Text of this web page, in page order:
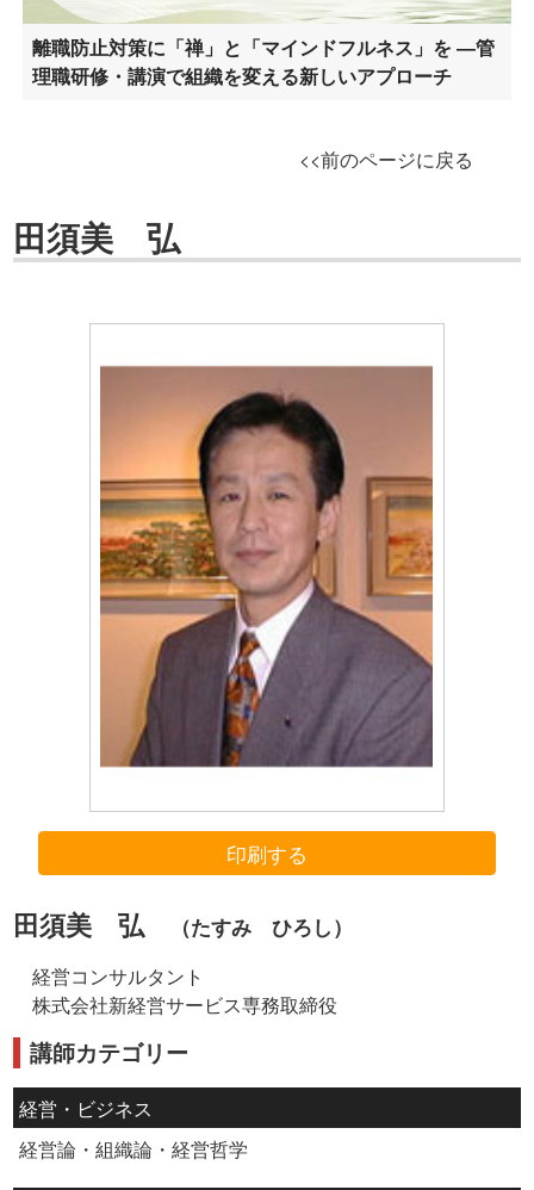
離職防止対策に「禅」と「マインドフルネス」を ―管
理職研修・講演で組織を変える新しいアプローチ
<<前のページに戻る
田須美 弘
印刷する
田須美 弘 （たすみ ひろし）
経営コンサルタント
株式会社新経営サービス専務取締役
講師カテゴリー
経営・ビジネス
経営論・組織論・経営哲学